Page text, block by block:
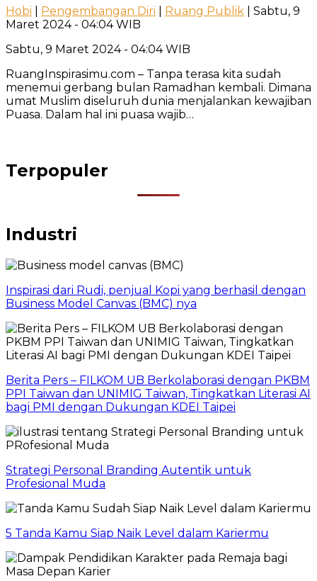
Hobi Pengembangan Diri Ruang Publik | Sabtu, 9
Maret 2024 - 04:04 WIB
Sabtu, 9 Maret 2024 - 04:04 WIB
RuangInspirasimu.com – Tanpa terasa kita sudah
menemui gerbang bulan Ramadhan kembali. Dimana
umat Muslim diseluruh dunia menjalankan kewajiban
Puasa. Dalam hal ini puasa wajib…
Terpopuler
Industri
Inspirasi dari Rudi, penjual Kopi yang berhasil dengan
Business Model Canvas (BMC) nya
Berita Pers – FILKOM UB Berkolaborasi dengan PKBM
PPI Taiwan dan UNIMIG Taiwan, Tingkatkan Literasi AI
bagi PMI dengan Dukungan KDEI Taipei
Strategi Personal Branding Autentik untuk
Profesional Muda
5 Tanda Kamu Siap Naik Level dalam Kariermu